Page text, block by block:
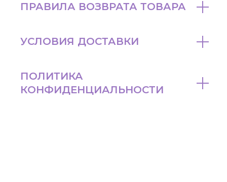
ПРАВИЛА ВОЗВРАТА ТОВАРА
УСЛОВИЯ ДОСТАВКИ
ПОЛИТИКА
КОНФИДЕНЦИАЛЬНОСТИ